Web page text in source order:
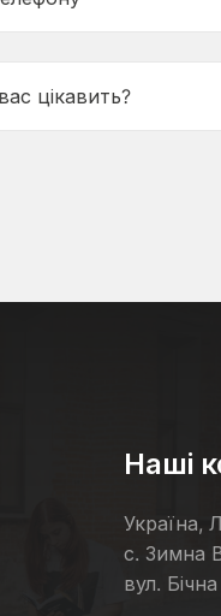
Наші
Україна,
с. Зимна
вул.